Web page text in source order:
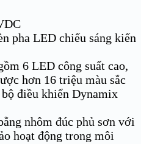
pha LED chiếu sáng kiến
6 LED công suất cao,
hơn 16 triệu màu sắc
điều khiển Dynamix
nhôm đúc phủ sơn với
hoạt động trong môi